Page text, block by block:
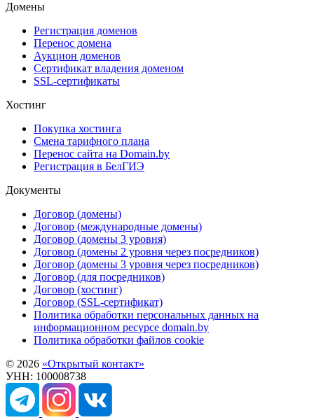
Домены
Регистрация доменов
Перенос домена
Аукцион доменов
Сертификат владения доменом
SSL-сертификаты
Хостинг
Покупка хостинга
Смена тарифного плана
Перенос сайта на Domain.by
Регистрация в БелГИЭ
Документы
Договор (домены)
Договор (международные домены)
Договор (домены 3 уровня)
Договор (домены 2 уровня через посредников)
Договор (домены 3 уровня через посредников)
Договор (для посредников)
Договор (хостинг)
Договор (SSL-сертификат)
Политика обработки персональных данных на
информационном ресурсе domain.by
Политика обработки файлов cookie
© 2026 «Открытый контакт»
УНН: 100008738